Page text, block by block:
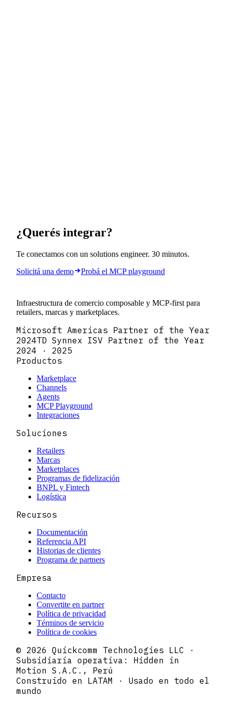
¿Querés integrar?
Te conectamos con un solutions engineer. 30 minutos.
Solicitá una demo
Probá el MCP playground
Infraestructura de comercio composable y MCP-first para
retailers, marcas y marketplaces.
Microsoft Americas Partner of the Year
2024TD Synnex ISV Partner of the Year
2024 · 2025
Productos
Marketplace
Channels
Agents
MCP Playground
Integraciones
Soluciones
Retailers
Marcas
Marketplaces
Programas de fidelización
BNPL y Fintech
Logística
Recursos
Documentación
Referencia API
Historias de clientes
Programa de partners
Empresa
Contacto
Convertite en partner
Política de privacidad
Términos de servicio
Política de cookies
© 2026 Quickcomm Technologies LLC ·
Subsidiaria operativa: Hidden in
Motion S.A.C., Perú
Construido en LATAM · Usado en todo el
mundo